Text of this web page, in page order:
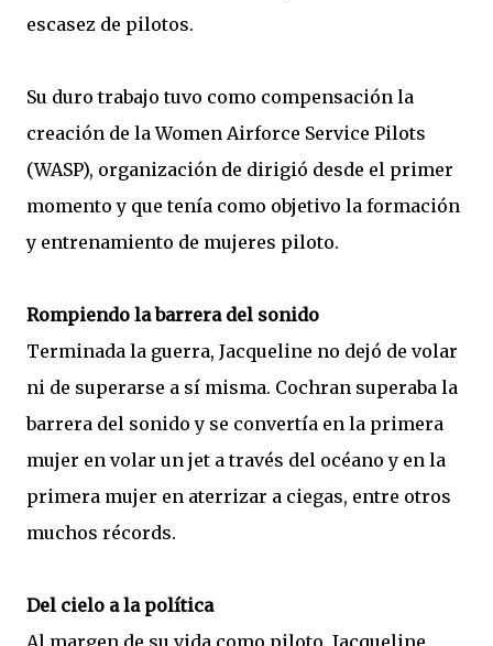
escasez de pilotos.
Su duro trabajo tuvo como compensación la
creación de la Women Airforce Service Pilots
(WASP), organización de dirigió desde el primer
momento y que tenía como objetivo la formación
y entrenamiento de mujeres piloto.
Rompiendo la barrera del sonido
Terminada la guerra, Jacqueline no dejó de volar
ni de superarse a sí misma. Cochran superaba la
barrera del sonido y se convertía en la primera
mujer en volar un jet a través del océano y en la
primera mujer en aterrizar a ciegas, entre otros
muchos récords.
Del cielo a la política
Al margen de su vida como piloto, Jacqueline